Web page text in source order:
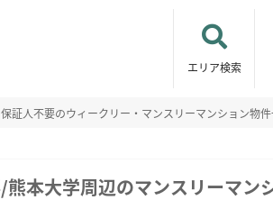
エリア検索
保証人不要のウィークリー・マンスリーマンション物
本大学周辺のマンスリーマン